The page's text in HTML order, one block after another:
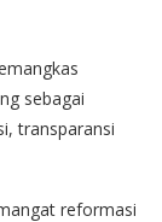
sebagai
transparansi
reformasi